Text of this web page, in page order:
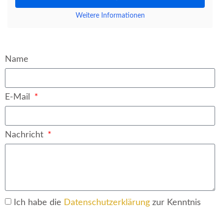
Weitere Informationen
Name
E-Mail
Nachricht
Ich habe die Datenschutzerklärung zur Kenntnis